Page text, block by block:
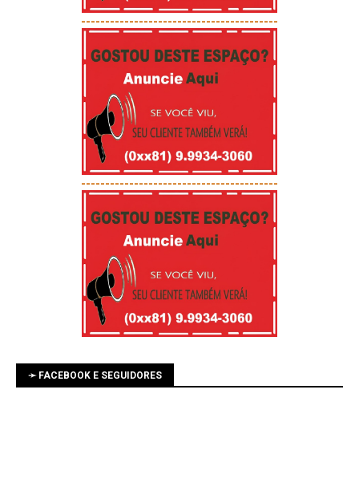
-----------------------------------------
-----------------------------------------
➛ FACEBOOK E SEGUIDORES